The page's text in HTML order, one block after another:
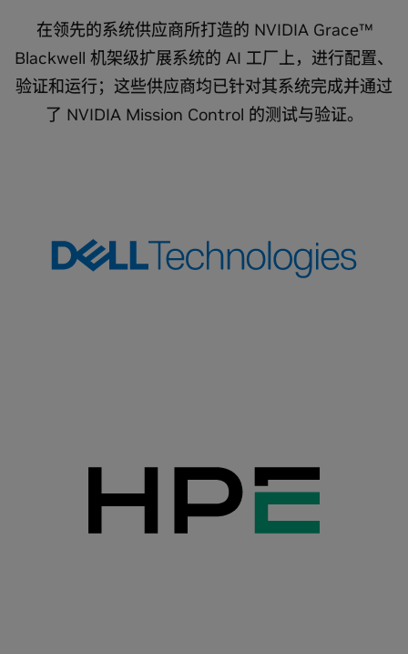
在领先的系统供应商所打造的 NVIDIA Grace™
Blackwell 机架级扩展系统的 AI 工厂上，进行配置、
验证和运行；这些供应商均已针对其系统完成并通过
了 NVIDIA Mission Control 的测试与验证。